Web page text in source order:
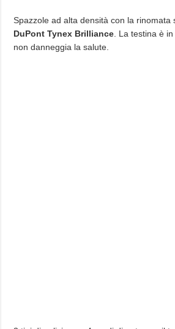
Spazzole ad alta densità con la rinomata
DuPont Tynex Brilliance . La testina è
non danneggia la salute.